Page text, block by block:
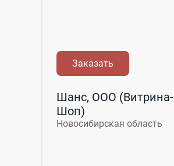
Заказать
Шанс, ООО (Витрина-
Шоп)
Новосибирская область